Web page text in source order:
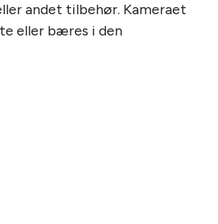
andet tilbehør. Kameraet
eller bæres i den